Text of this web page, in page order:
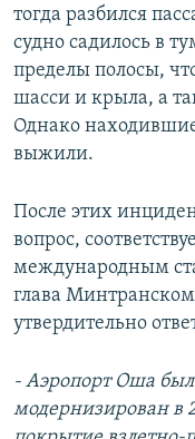
тогда разбился
судно садилось в
пределы полосы,
шасси и крыла, а
Однако
выжили.
После этих
вопрос,
международным
глава
утвердительно
- Аэропорт Оша
модернизирован в